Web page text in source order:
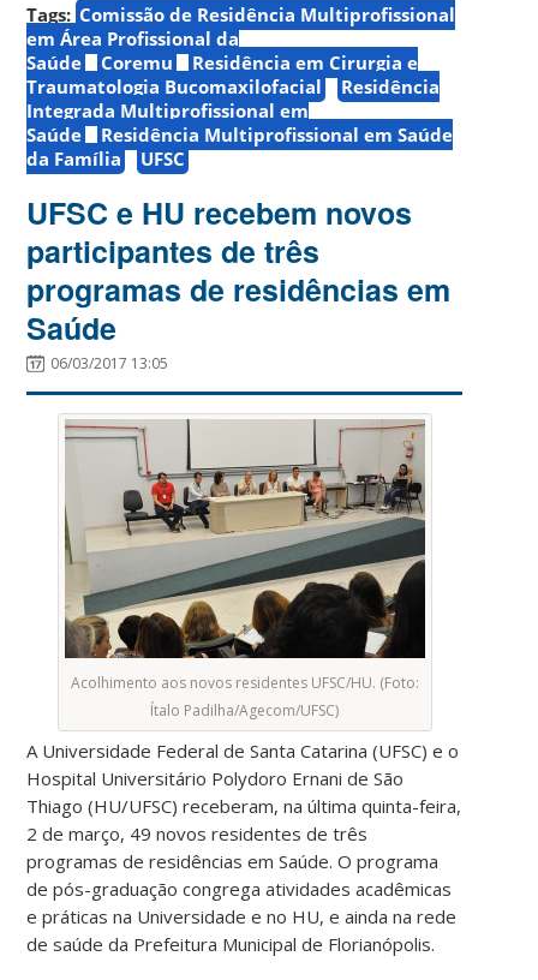
Tags: Comissão de Residência Multiprofissional
em Área Profissional da
Saúde
Coremu
Residência em Cirurgia e
Traumatologia Bucomaxilofacial
Residência
Integrada Multiprofissional em
Saúde
Residência Multiprofissional em Saúde
da Família
UFSC
UFSC e HU recebem novos
participantes de três
programas de residências em
Saúde
06/03/2017 13:05
Acolhimento aos novos residentes UFSC/HU. (Foto:
Ítalo Padilha/Agecom/UFSC)
A Universidade Federal de Santa Catarina (UFSC) e o
Hospital Universitário Polydoro Ernani de São
Thiago (HU/UFSC) receberam, na última quinta-feira,
2 de março, 49 novos residentes de três
programas de residências em Saúde. O programa
de pós-graduação congrega atividades acadêmicas
e práticas na Universidade e no HU, e ainda na rede
de saúde da Prefeitura Municipal de Florianópolis.